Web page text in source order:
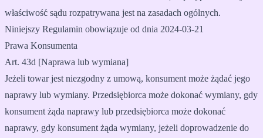
właściwość sądu rozpatrywana jest na zasadach ogólnych.
Niniejszy Regulamin obowiązuje od dnia 2024-03-21
Prawa Konsumenta
Art. 43d [Naprawa lub wymiana]
Jeżeli towar jest niezgodny z umową, konsument może żądać jego
naprawy lub wymiany. Przedsiębiorca może dokonać wymiany, gdy
konsument żąda naprawy lub przedsiębiorca może dokonać
naprawy, gdy konsument żąda wymiany, jeżeli doprowadzenie do